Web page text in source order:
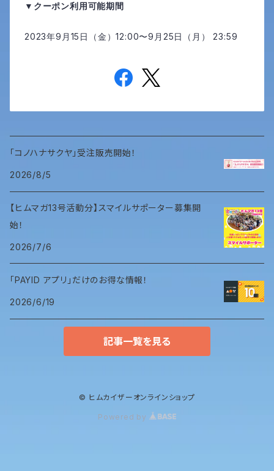
▼クーポン利用可能期間
2023年9月15日（金）12:00〜9月25日（月） 23:59
「コノハナサクヤ」受注販売開始！
2026/8/5
【ヒムマガ13号活動分】スマイルサポーター募集開
始！
2026/7/6
「PAYID アプリ」だけのお得な情報！
2026/6/19
記事一覧を見る
© ヒムカイザーオンラインショップ
Powered by